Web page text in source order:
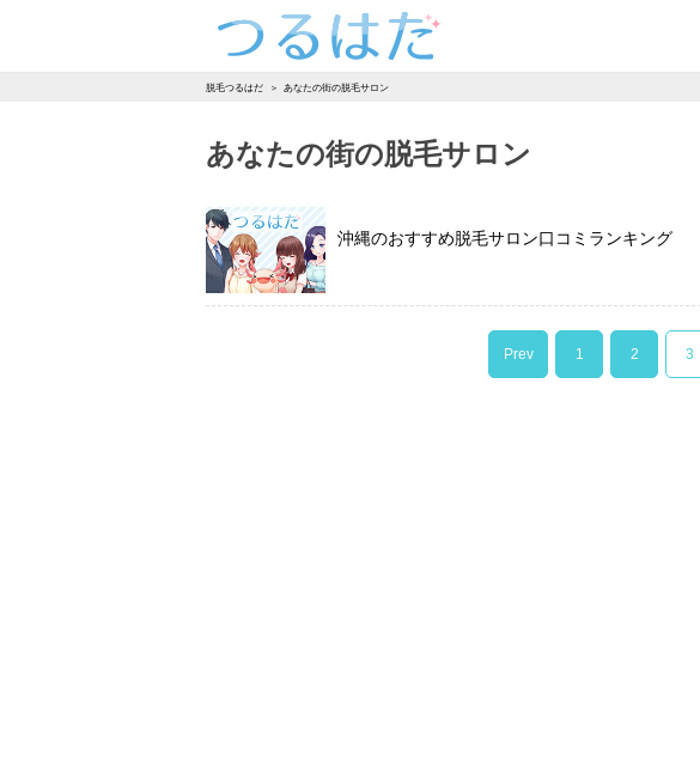
脱毛つるはだ あなたの街の脱毛サロン
あなたの街の脱毛サロン
沖縄のおすすめ脱毛サロン口コミランキング
Prev 1 2 3